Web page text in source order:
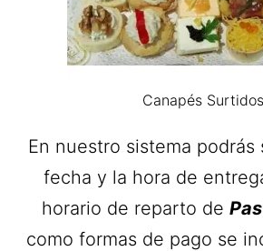
Canapés Surtidos
En nuestro sistema podrás
fecha y la hora de
horario de reparto de
como formas de pago se